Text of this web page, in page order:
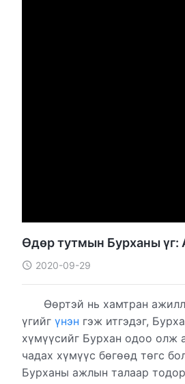
Өдөр тутмын Бурханы
2020-09-29
Өөртэй нь хамтран
үгийг үнэн гэж итгэдэг,
хүмүүсийг Бурхан одоо олж
чадах хүмүүс бөгөөд төгс
Бурханы ажлын талаар